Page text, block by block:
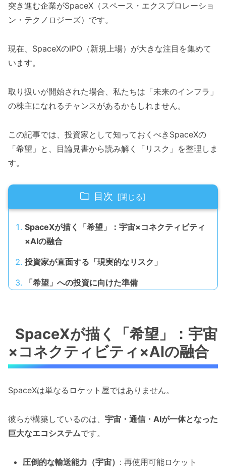
突き進む企業がSpaceX（スペース・エクスプロレーショ
ン・テクノロジーズ）です。
現在、SpaceXのIPO（新規上場）が大きな注目を集めて
います。
取り扱いが開始された場合、私たちは「未来のインフラ」
の株主になれるチャンスがあるかもしれません。
この記事では、投資家として知っておくべきSpaceXの
「希望」と、目論見書から読み解く「リスク」を整理しま
す。
目次
SpaceXが描く「希望」：宇宙×コネクティビティ
×AIの融合
投資家が直面する「現実的なリスク」
「希望」への投資に向けた準備
SpaceXが描く「希望」：宇宙
×コネクティビティ×AIの融合
SpaceXは単なるロケット屋ではありません。
彼らが構築しているのは、 宇宙・通信・AIが一体となった
巨大なエコシステムです。
圧倒的な輸送能力（宇宙） : 再使用可能ロケット